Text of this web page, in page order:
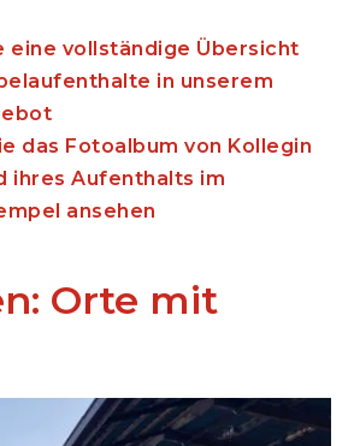
eine vollständige Übersicht
in unserem
das Fotoalbum von Kollegin
ihres Aufenthalts im
ansehen
Orte mit